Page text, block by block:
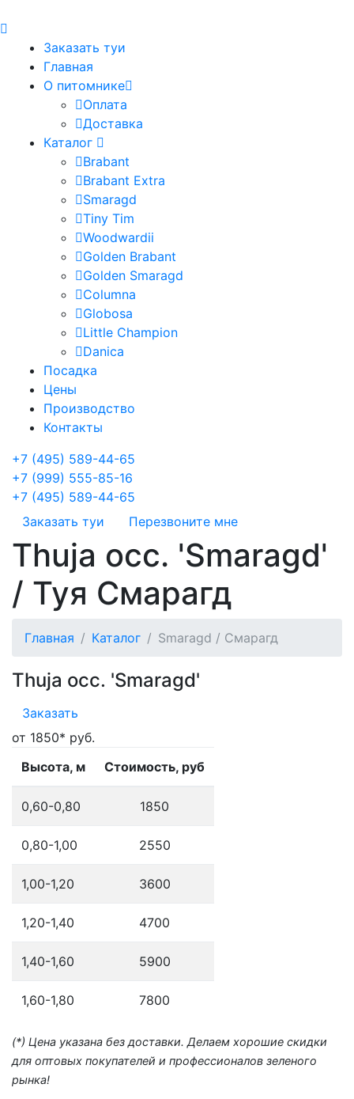
Заказать туи
Главная
О питомнике
Оплата
Доставка
Каталог
Brabant
Brabant Extra
Smaragd
Tiny Tim
Woodwardii
Golden Brabant
Golden Smaragd
Columna
Globosa
Little Champion
Danica
Посадка
Цены
Производство
Контакты
+7 (495) 589-44-65
+7 (999) 555-85-16
+7 (495) 589-44-65
Заказать туи
Перезвоните мне
Thuja occ. 'Smaragd'
/ Туя Смарагд
Главная Каталог Smaragd / Смарагд
Thuja occ. 'Smaragd'
Заказать
от 1850* руб.
Высота, м
Стоимость, руб
0,60-0,80 1850
0,80-1,00 2550
1,00-1,20 3600
1,20-1,40 4700
1,40-1,60 5900
1,60-1,80 7800
(*) Цена указана без доставки. Делаем хорошие скидки
для оптовых покупателей и профессионалов зеленого
рынка!